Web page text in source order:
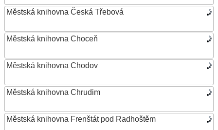
Městská knihovna Česká Třebová
Městská knihovna Choceň
Městská knihovna Chodov
Městská knihovna Chrudim
Městská knihovna Frenštát pod Radhoštěm